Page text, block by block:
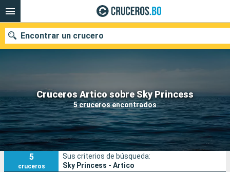
Cruceros Artico sobre Sky Princess
5 cruceros encontrados
Encontrar un crucero
Nuestros destinos
Fecha de salida
Puertos Compañías
Buscar
5
cruceros
Sus criterios de búsqueda:
Sky Princess - Artico